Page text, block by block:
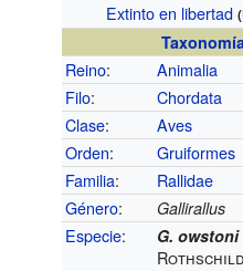
Extinto en libertad (
Reino:
Animalia
Filo:
Chordata
Clase:
Aves
Orden:
Gruiformes
Familia:
Rallidae
Género: Gallirallus
Especie: G. owstoni